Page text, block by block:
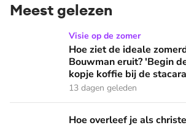
Meest gelezen
Hoe ziet de ideale zomerdag van
Visie op de zomer
Hoe ziet de ideale
Bouwman eruit? 'Begin
kopje koffie bij de
13 dagen geleden
Hoe overleef je als christen de
Hoe overleef je als